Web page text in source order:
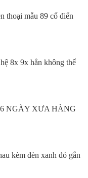
thoại mẫu 89 cổ điển
8x 9x hẳn không thể
NGÀY XƯA HÀNG
kèm đèn xanh đỏ gắn